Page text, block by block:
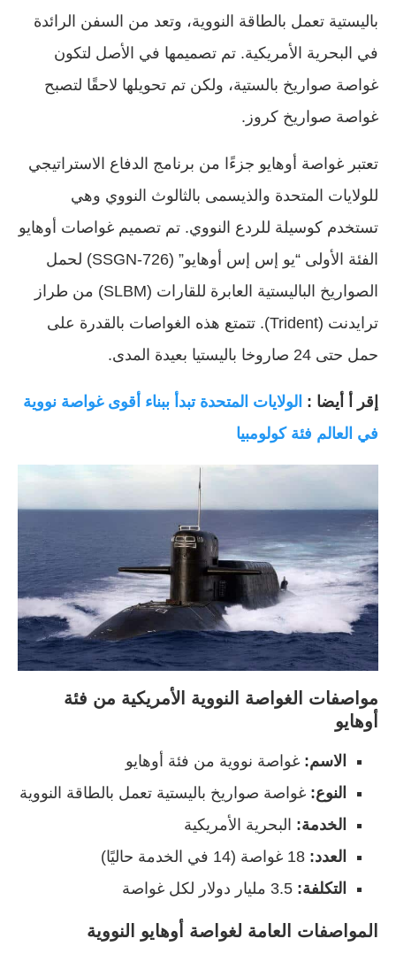
باليستية تعمل بالطاقة النووية، وتعد من السفن الرائدة
في البحرية الأمريكية. تم تصميمها في الأصل لتكون
غواصة صواريخ بالستية، ولكن تم تحويلها لاحقًا لتصبح
غواصة صواريخ كروز.
تعتبر غواصة أوهايو جزءًا من برنامج الدفاع الاستراتيجي
للولايات المتحدة والذيسمى بالثالوث النووي وهي
تستخدم كوسيلة للردع النووي. تم تصميم غواصات أوهايو
الفئة الأولى “يو إس إس أوهايو” (SSGN-726) لحمل
الصواريخ الباليستية العابرة للقارات (SLBM) من طراز
ترايدنت (Trident). تتمتع هذه الغواصات بالقدرة على
حمل حتى 24 صاروخا باليستيا بعيدة المدى.
إقر أ أيضا : الولايات المتحدة تبدأ ببناء أقوى غواصة نووية
في العالم فئة كولومبيا
مواصفات الغواصة النووية الأمريكية من فئة
أوهايو
الاسم: غواصة نووية من فئة أوهايو
النوع: غواصة صواريخ باليستية تعمل بالطاقة النووية
الخدمة: البحرية الأمريكية
العدد:
التكلفة:
المواصفات العامة لغواصة أوهايو النووية